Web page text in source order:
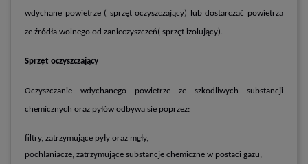
wdychane powietrze ( sprzęt oczyszczający) lub dostarczać powietrza
ze źródła wolnego od zanieczyszczeń( sprzęt izolujący).
Sprzęt oczyszczający
Oczyszczanie wdychanego powietrze ze szkodliwych substancji
chemicznych oraz pyłów odbywa się poprzez:
filtry, zatrzymujące pyły oraz mgły,
pochłaniacze, zatrzymujące substancje chemiczne w postaci gazu,